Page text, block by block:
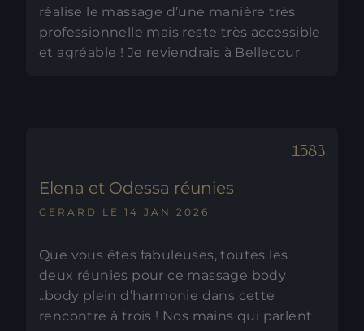
réalise le massage d’une manière très
professionnelle mais reste très accessible
et agréable ! Je reviendrais à Bellecour
Elena et Odessa réunies
GERARD LE 14 JAN 2026
Que vous êtes fabuleuses, toutes les
deux réunies pour ce massage body
..body plein d’harmonie dans cette
rencontre à trois ! Nos mains qui parlent